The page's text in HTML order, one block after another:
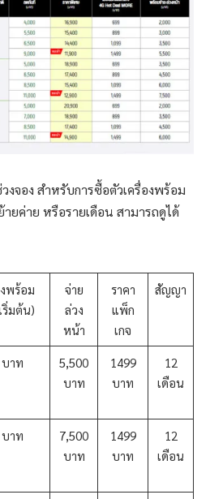
จอง สำหรับการซื้อตัวเครื่องพร้อม
ยค่าย หรือรายเดือน สามารถดูได้
พร้อม
ริ่มต้น)
จ่าย
ล่วง
หน้า
ราคา
แพ็ก
เกจ
สัญญา
บาท
5,500
บาท
1499
บาท
12
เดือน
บาท
7,500
บาท
1499
บาท
12
เดือน